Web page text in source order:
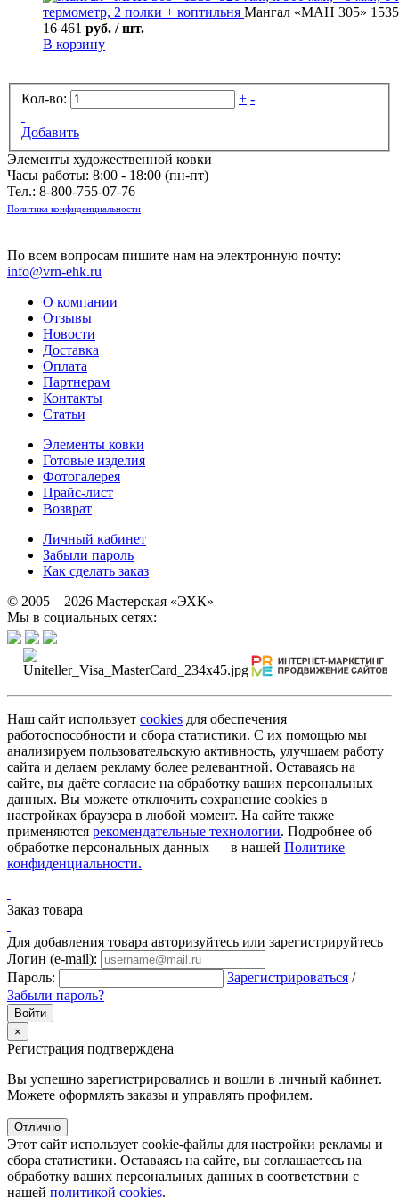
термометр, 2 полки + коптильня Мангал «МАН 305»
16 461 руб. / шт.
В корзину
Кол-во: + -
Добавить
Элементы художественной ковки
Часы работы: 8:00 - 18:00 (пн-пт)
Тел.: 8-800-755-07-76
Политика конфиденциальности
По всем вопросам пишите нам на электронную почту:
info@vrn-ehk.ru
О компании
Отзывы
Новости
Доставка
Оплата
Партнерам
Контакты
Статьи
Элементы ковки
Готовые изделия
Фотогалерея
Прайс-лист
Возврат
Личный кабинет
Забыли пароль
Как сделать заказ
© 2005—2026 Мастерская «ЭХК»
Мы в социальных сетях:
Наш сайт использует cookies для обеспечения
работоспособности и сбора статистики. С их помощью мы
анализируем пользовательскую активность, улучшаем работу
сайта и делаем рекламу более релевантной. Оставаясь на
сайте, вы даёте согласие на обработку ваших персональных
данных. Вы можете отключить сохранение cookies в
настройках браузера в любой момент. На сайте также
применяются рекомендательные технологии. Подробнее об
обработке персональных данных — в нашей Политике
конфиденциальности.
Заказ товара
Для добавления товара авторизуйтесь или зарегистрируйтесь
Логин (e-mail):
Пароль:
Зарегистрироваться /
Забыли пароль?
×
Регистрация подтверждена
Вы успешно зарегистрировались и вошли в личный кабинет.
Можете оформлять заказы и управлять профилем.
Отлично
Этот сайт использует cookie-файлы для настройки рекламы и
сбора статистики. Оставаясь на сайте, вы соглашаетесь на
обработку ваших персональных данных в соответствии с
нашей политикой cookies.